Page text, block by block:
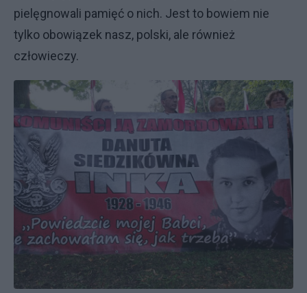
pielęgnowali pamięć o nich. Jest to bowiem nie
tylko obowiązek nasz, polski, ale również
człowieczy.